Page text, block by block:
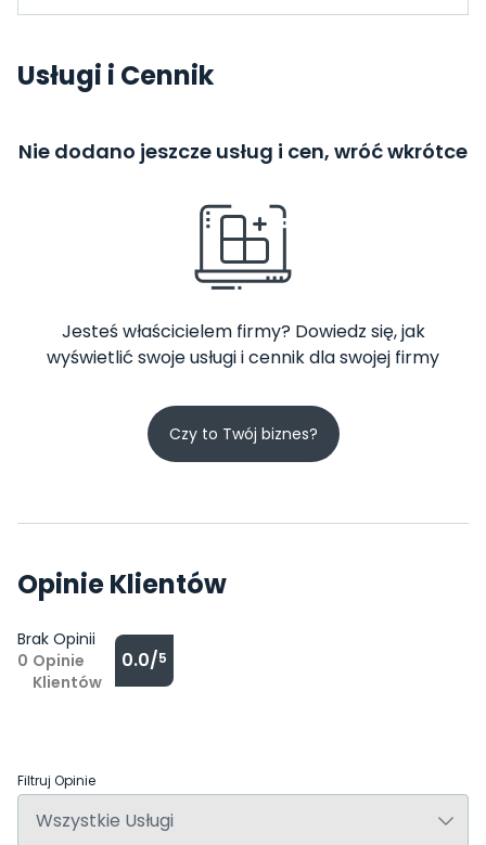
Usługi i Cennik
Nie dodano jeszcze usług i cen, wróć wkrótce
Jesteś właścicielem firmy? Dowiedz się, jak
wyświetlić swoje usługi i cennik dla swojej firmy
Czy to Twój biznes?
Opinie Klientów
Brak Opinii
0 Opinie
Klientów
0.0/5
Filtruj Opinie